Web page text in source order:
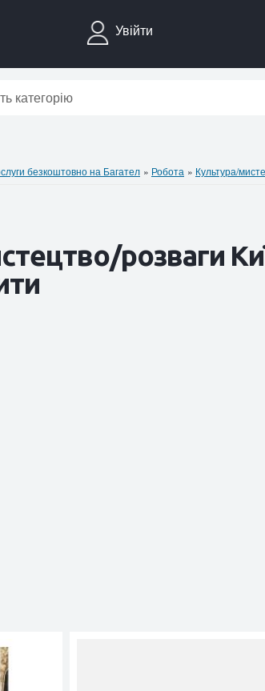
Увійти
категорію
безкоштовно на Багател » Робота » Культура/
розваги